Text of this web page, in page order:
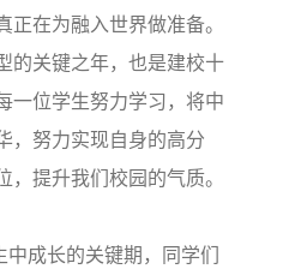
正在为融入世界做准备。
的关键之年，也是建校十
一位学生努力学习，将中
，努力实现自身的高分
提升我们校园的气质。
成长的关键期，同学们